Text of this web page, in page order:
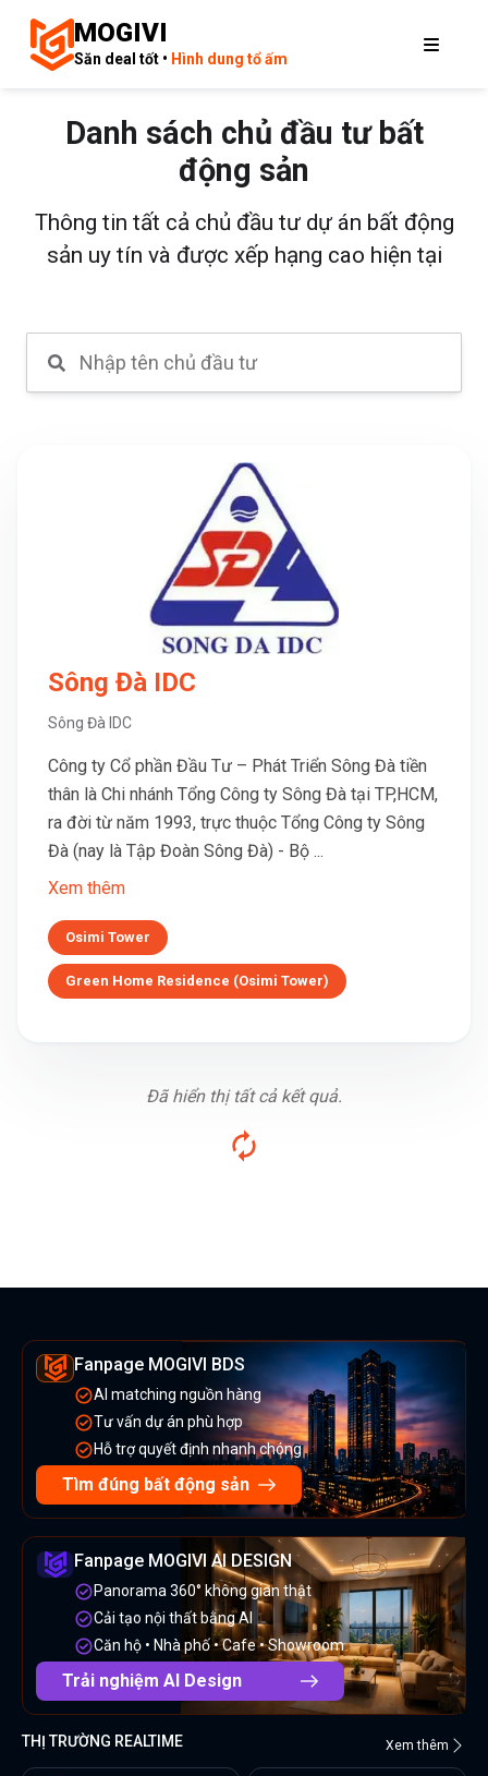
MOGIVI
Săn deal tốt • Hình dung tổ ấm
Danh sách chủ đầu tư bất
động sản
Thông tin tất cả chủ đầu tư dự án bất động
sản uy tín và được xếp hạng cao hiện tại
Sông Đà IDC
Sông Đà IDC
Công ty Cổ phần Đầu Tư – Phát Triển Sông Đà tiền
thân là Chi nhánh Tổng Công ty Sông Đà tại TP,HCM,
ra đời từ năm 1993, trực thuộc Tổng Công ty Sông
Đà (nay là Tập Đoàn Sông Đà) - Bộ ...
Xem thêm
Osimi Tower
Green Home Residence (Osimi Tower)
Đã hiển thị tất cả kết quả.
Fanpage MOGIVI BDS
AI matching nguồn hàng
Tư vấn dự án phù hợp
Hỗ trợ quyết định nhanh chóng
Tìm đúng bất động sản
Fanpage MOGIVI AI DESIGN
Panorama 360° không gian thật
Cải tạo nội thất bằng AI
Căn hộ • Nhà phố • Cafe • Showroom
Trải nghiệm AI Design
THỊ TRƯỜNG REALTIME Xem thêm